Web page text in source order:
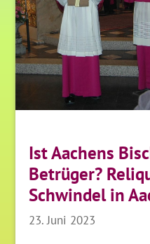
Ist Aachens
Betrüger?
Schwindel in
23. Juni 2023